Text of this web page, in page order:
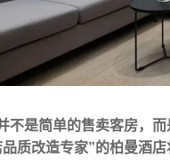
不是简单的售卖客房，
质改造专家”的柏曼酒